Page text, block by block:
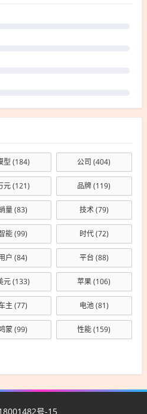
型 (184) 公司 (404)
元(121) 品牌(119)
量(83) 技术(79)
能(99) 时代(72)
户 (84) 平台 (88)
元(133) 苹果(106)
主 (77) 电池(81)
蒙(99) 性能(159)
号-15